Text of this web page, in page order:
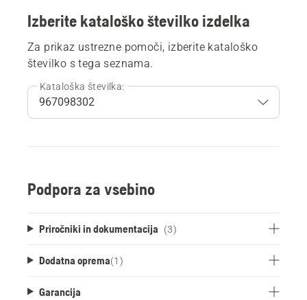
Izberite kataloško številko izdelka
Za prikaz ustrezne pomoči, izberite kataloško
številko s tega seznama.
Kataloška številka:
Podpora za vsebino
Priročniki in dokumentacija (3)
Dodatna oprema(1 )
Garancija